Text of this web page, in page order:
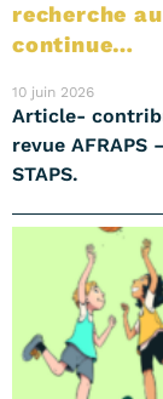
recherche
continue…
10 juin 2026
Article-
revue AFRAPS
STAPS.